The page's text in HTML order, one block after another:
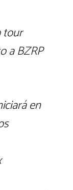
tour
a BZRP
en